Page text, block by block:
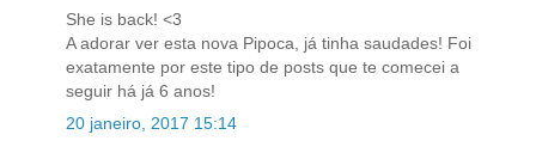
She is back! <3
A adorar ver esta nova Pipoca, já tinha saudades! Foi
exatamente por este tipo de posts que te comecei a
seguir há já 6 anos!
20 janeiro, 2017 15:14